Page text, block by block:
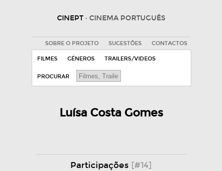
CINEPT · CINEMA PORTUGUÊS
SOBRE O PROJETO SUGESTÕES CONTACTOS
FILMES GÉNEROS TRAILERS/VIDEOS
PROCURAR
Luísa Costa Gomes
Participações [#14]